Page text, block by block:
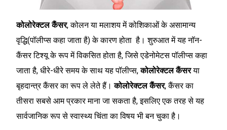
कोलोरेक्टल कैंसर, कोलन या मलाशय में कोशिकाओं के असामान्य
वृद्धि(पॉलीप्स कहा जाता है) के कारण होता है। शुरुआत में यह नॉन-
कैंसर टिश्यू के रूप में विकसित होता है, जिसे एडेनोमेटस पॉलीप्स कहा
जाता है, धीरे-धीरे समय के साथ यह पॉलीप्स,कोलोरेक्टल कैंसरया
बृहदान्त्र कैंसर का रूप ले लेते हैं।कोलोरेक्टल कैंसर, कैंसर का
तीसरा सबसे आम प्रकार माना जा सकता है, इसलिए एक तरह से यह
सार्वजानिक रूप से स्वास्थ्य चिंता का विषय भी बन चुका है।